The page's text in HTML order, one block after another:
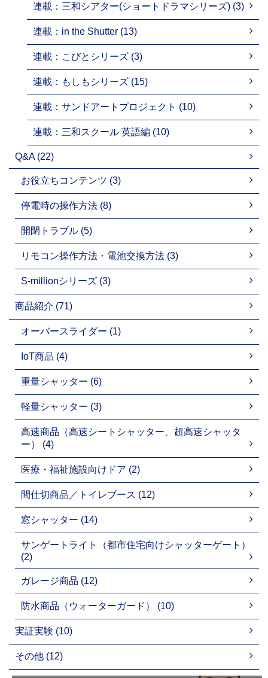
連載：三和シアター(ショートドラマシリーズ) (3)
連載：in the Shutter (13)
連載：こびとシリーズ (3)
連載：もしもシリーズ (15)
連載：サンドアートプロジェクト (10)
連載：三和スクール 英語編 (10)
Q&A (22)
お役立ちコンテンツ (3)
停電時の操作方法 (8)
開閉トラブル (5)
リモコン操作方法・電池交換方法 (3)
S-millionシリーズ (3)
商品紹介 (71)
オーバースライダー (1)
IoT商品 (4)
重量シャッター (6)
軽量シャッター (3)
高速商品（高速シートシャッター、超高速シャッタ
ー） (4)
医療・福祉施設向けドア (2)
間仕切商品／トイレブース (12)
窓シャッター (14)
サンゲートライト（都市住宅向けシャッターゲート）
(2)
ガレージ商品 (12)
防水商品（ウォーターガード） (10)
実証実験 (10)
その他 (12)